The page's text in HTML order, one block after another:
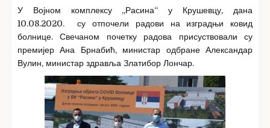
У Војном комплексу „Расина“ у Крушевцу, дана
10.08.2020. су отпочели радови на изградњи ковид
болнице. Свечаном почетку радова присуствовали су
премијер Ана Брнабић, министар одбране Александар
Вулин, министар здравља Златибор Лончар.